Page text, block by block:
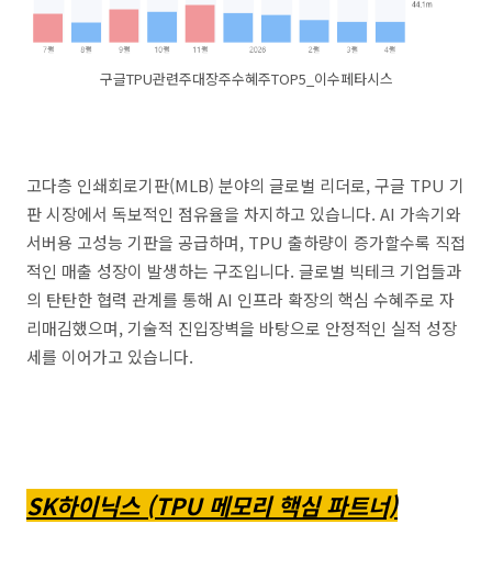
구글TPU관련주대장주수혜주TOP5_이수페타시스
고다층 인쇄회로기판(MLB) 분야의 글로벌 리더로, 구글 TPU 기
판 시장에서 독보적인 점유율을 차지하고 있습니다. AI 가속기와
서버용 고성능 기판을 공급하며, TPU 출하량이 증가할수록 직접
적인 매출 성장이 발생하는 구조입니다. 글로벌 빅테크 기업들과
의 탄탄한 협력 관계를 통해 AI 인프라 확장의 핵심 수혜주로 자
리매김했으며, 기술적 진입장벽을 바탕으로 안정적인 실적 성장
세를 이어가고 있습니다.
SK하이닉스 (TPU 메모리 핵심 파트너)